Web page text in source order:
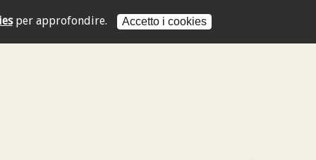
per approfondire. Accetto i cookies